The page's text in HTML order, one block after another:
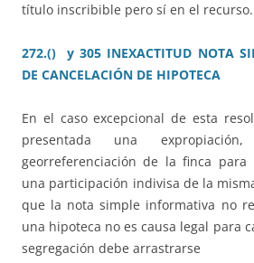
título inscribible pero sí en el recurso.
272.() y 305 INEXACTITUD NOTA
DE CANCELACIÓN DE HIPOTECA
En el caso excepcional de esta
presentada una
georreferenciación de la finca
una participación indivisa de la
que la nota simple informativa no
una hipoteca no es causa legal para
segregación debe arrastrarse